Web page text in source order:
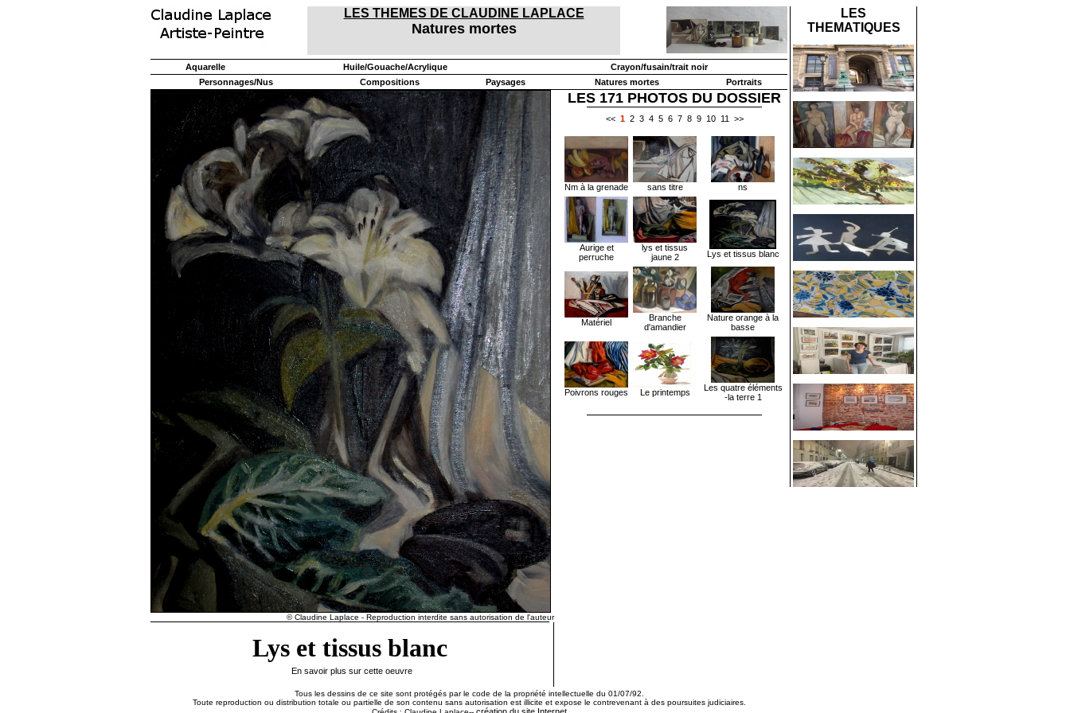
LES THEMES DE CLAUDINE LAPLACE
Natures mortes
LES
THEMATIQUES
Aquarelle Huile/Gouache/Acrylique
Crayon/fusain/trait noir
Personnages/Nus
Compositions Paysages Natures mortes Portraits
© Claudine Laplace - Reproduction interdite sans autorisation de l'auteur
Lys et tissus blanc
En savoir plus sur cette oeuvre
LES 171 PHOTOS DU DOSSIER
<< 1 2 3 4 5 6 7 8 9 10 11 >>
Nm à la grenade sans titre ns
Aurige et
perruche
lys et tissus
jaune 2
Lys et tissus blanc
Matériel
Branche
d'amandier
Nature orange à la
basse
Poivrons rouges Le printemps
Les quatre éléments
-la terre 1
Tous les dessins de ce site sont protégés par le code de la propriété intellectuelle du 01/07/92.
Toute reproduction ou distribution totale ou partielle de son contenu sans autorisation est illicite et expose le contrevenant à des poursuites judiciaires.